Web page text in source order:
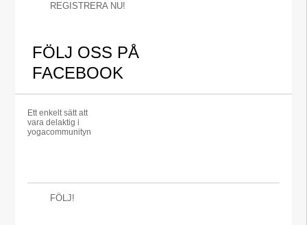
REGISTRERA NU!
FÖLJ OSS PÅ
FACEBOOK
Ett enkelt sätt att
vara delaktig i
yogacommunityn
FÖLJ!